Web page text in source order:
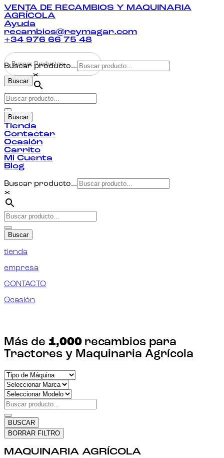
VENTA DE RECAMBIOS Y MAQUINARIA
AGRÍCOLA
Ayuda
recambios@reymagar.com
+34 976 66 75 48
Buscar
Buscar producto...
×
Buscar
Tienda
Contactar
Ocasión
Carrito
Mi Cuenta
Blog
Buscar producto...
×
Buscar
tienda
empresa
CONTACTO
Ocasión
Más de 1,000 recambios para
Tractores y Maquinaria Agrícola
BUSCAR
BORRAR FILTRO
MAQUINARIA AGRÍCOLA